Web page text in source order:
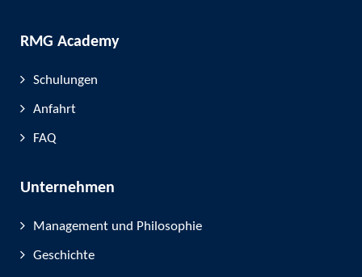
RMG Academy
Schulungen
Anfahrt
FAQ
Unternehmen
Management und Philosophie
Geschichte